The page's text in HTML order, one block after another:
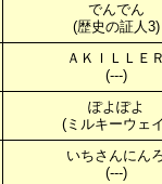
でんでん
(歴史の証人3)
ＡＫＩＬＬＥ
(---)
ぽよぽよ
(ミルキーウェ
いちさんにん
(---)